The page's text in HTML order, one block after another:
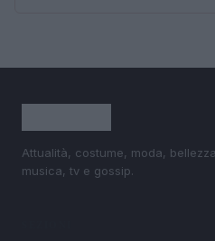
Attualità, costume, moda,
musica, tv e gossip.